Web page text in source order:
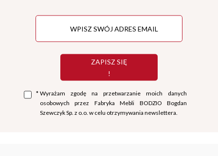
ZAPISZ SIĘ
!
* Wyrażam zgodę na przetwarzanie moich danych
osobowych przez Fabryka Mebli BODZIO Bogdan
Szewczyk Sp. z o.o. w celu otrzymywania newslettera.